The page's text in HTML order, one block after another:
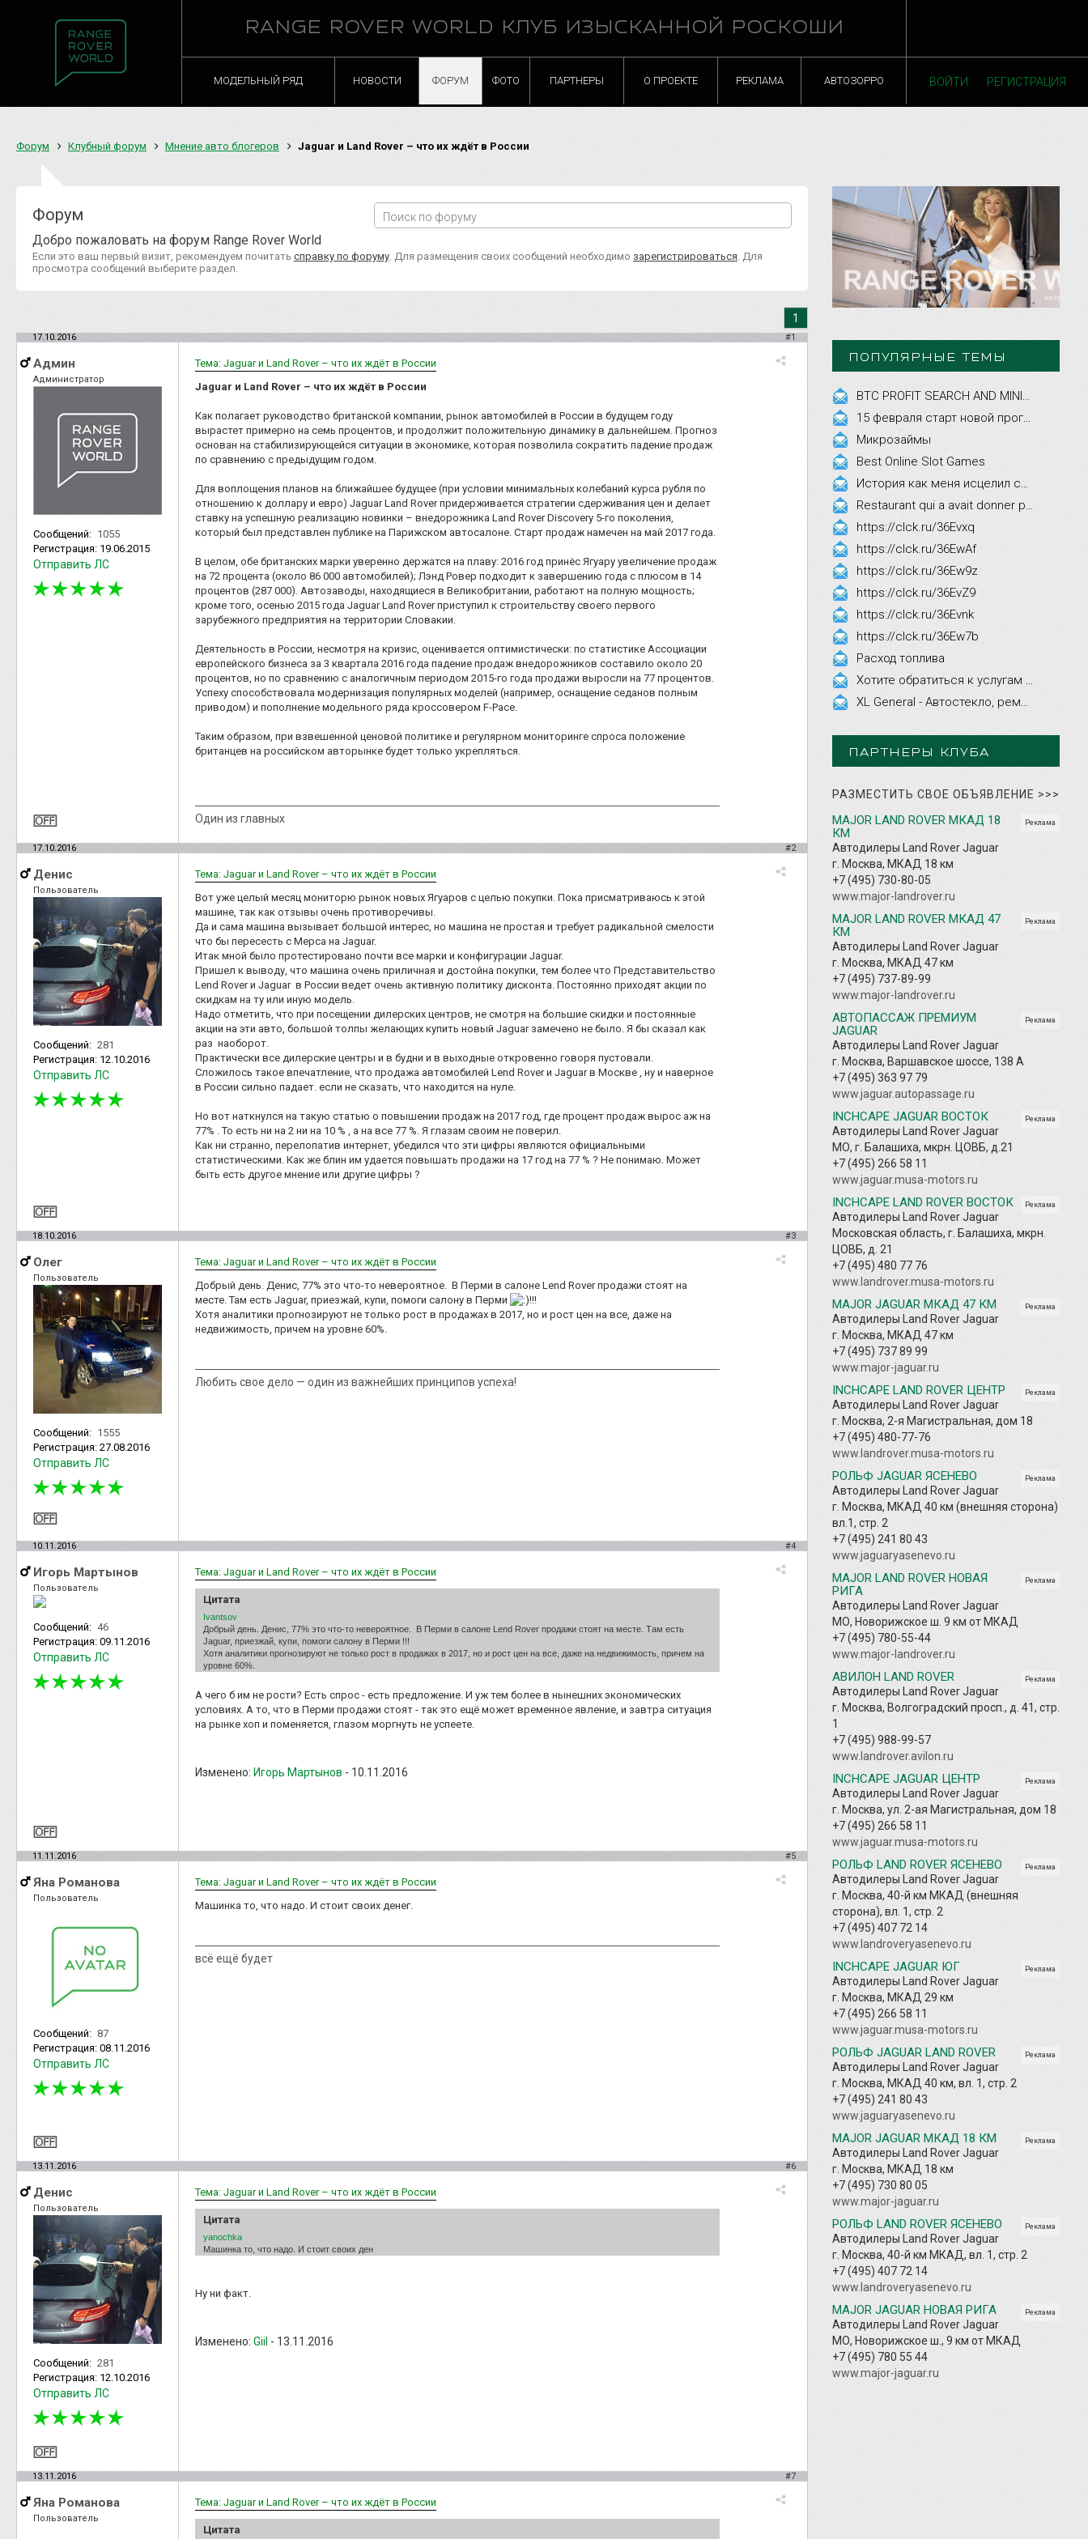
RANGE ROVER WORLD КЛУБ ИЗЫСКАННОЙ РОСКОШИ
МОДЕЛЬНЫЙ РЯД НОВОСТИ ФОРУМ ФОТО ПАРТНЕРЫ О ПРОЕКТЕ РЕКЛАМА АВТОЗОРРО ВОЙТИ РЕГИСТРАЦИЯ
Форум Клубный форум Мнение авто блогеров Jaguar и Land Rover – что их ждёт в России
Форум
Добро пожаловать на форум Range Rover World
Если это ваш первый визит, рекомендуем почитать справку по форуму . Для размещения своих сообщений необходимо зарегистрироваться . Для
просмотра сообщений выберите раздел.
1
17.10.2016 #1
Админ
Администратор
Сообщений: 1055
Регистрация: 19.06.2015
Отправить ЛС
Тема: Jaguar и Land Rover – что их ждёт в России
Jaguar и Land Rover – что их ждёт в России
Как полагает руководство британской компании, рынок автомобилей в России в будущем году
вырастет примерно на семь процентов, и продолжит положительную динамику в дальнейшем. Прогноз
основан на стабилизирующейся ситуации в экономике, которая позволила сократить падение продаж
по сравнению с предыдущим годом.
Для воплощения планов на ближайшее будущее (при условии минимальных колебаний курса рубля по
отношению к доллару и евро) Jaguar Land Rover придерживается стратегии сдерживания цен и делает
ставку на успешную реализацию новинки – внедорожника Land Rover Discovery 5-го поколения,
который был представлен публике на Парижском автосалоне. Старт продаж намечен на май 2017 года.
В целом, обе британских марки уверенно держатся на плаву: 2016 год принёс Ягуару увеличение продаж
на 72 процента (около 86 000 автомобилей); Лэнд Ровер подходит к завершению года с плюсом в 14
процентов (287 000). Автозаводы, находящиеся в Великобритании, работают на полную мощность;
кроме того, осенью 2015 года Jaguar Land Rover приступил к строительству своего первого
зарубежного предприятия на территории Словакии.
Деятельность в России, несмотря на кризис, оценивается оптимистически: по статистике Ассоциации
европейского бизнеса за 3 квартала 2016 года падение продаж внедорожников составило около 20
процентов, но по сравнению с аналогичным периодом 2015-го года продажи выросли на 77 процентов.
Успеху способствовала модернизация популярных моделей (например, оснащение седанов полным
приводом) и пополнение модельного ряда кроссовером F-Pace.
Таким образом, при взвешенной ценовой политике и регулярном мониторинге спроса положение
британцев на российском авторынке будет только укрепляться.
Один из главных
17.10.2016 #2
Денис
Пользователь
Сообщений: 281
Регистрация: 12.10.2016
Отправить ЛС
Тема: Jaguar и Land Rover – что их ждёт в России
Вот уже целый месяц мониторю рынок новых Ягуаров с целью покупки. Пока присматриваюсь к этой
машине, так как отзывы очень противоречивы.
Да и сама машина вызывает большой интерес, но машина не простая и требует радикальной смелости
что бы пересесть с Мерса на Jaguar.
Итак мной было протестировано почти все марки и конфигурации Jaguar.
Пришел к выводу, что машина очень приличная и достойна покупки, тем более что Представительство
Lend Rover и Jaguar в России ведет очень активную политику дисконта. Постоянно приходят акции по
скидкам на ту или иную модель.
Надо отметить, что при посещении дилерских центров, не смотря на большие скидки и постоянные
акции на эти авто, большой толпы желающих купить новый Jaguar замечено не было. Я бы сказал как
раз наоборот.
Практически все дилерские центры и в будни и в выходные откровенно говоря пустовали.
Сложилось такое впечатление, что продажа автомобилей Lend Rover и Jaguar в Москве , ну и наверное
в России сильно падает. если не сказать, что находится на нуле.
Но вот наткнулся на такую статью о повышении продаж на 2017 год, где процент продаж вырос аж на
77% . То есть ни на 2 ни на 10 % , а на все 77 %. Я глазам своим не поверил.
Как ни странно, перелопатив интернет, убедился что эти цифры являются официальными
статистическими. Как же блин им удается повышать продажи на 17 год на 77 % ? Не понимаю. Может
быть есть другое мнение или другие цифры ?
18.10.2016 #3
Олег
Пользователь
Сообщений: 1555
Регистрация: 27.08.2016
Отправить ЛС
Тема: Jaguar и Land Rover – что их ждёт в России
Добрый день. Денис, 77% это что-то невероятное. В Перми в салоне Lend Rover продажи стоят на
месте. Там есть Jaguar, приезжай, купи, помоги салону в Перми
!!!
Хотя аналитики прогнозируют не только рост в продажах в 2017, но и рост цен на все, даже на
недвижимость, причем на уровне 60%.
Любить свое дело — один из важнейших принципов успеха!
10.11.2016 #4
Игорь Мартынов
Пользователь
Сообщений: 46
Регистрация: 09.11.2016
Отправить ЛС
Тема: Jaguar и Land Rover – что их ждёт в России
Цитата
Ivantsov
Добрый день. Денис, 77% это что-то невероятное. В Перми в салоне Lend Rover продажи стоят на месте. Там есть
Jaguar, приезжай, купи, помоги салону в Перми !!!
Хотя аналитики прогнозируют не только рост в продажах в 2017, но и рост цен на все, даже на недвижимость, причем на
уровне 60%.
А чего б им не рости? Есть спрос - есть предложение. И уж тем более в нынешних экономических
условиях. А то, что в Перми продажи стоят - так это ещё может временное явление, и завтра ситуация
на рынке хоп и поменяется, глазом моргнуть не успеете.
Изменено: Игорь Мартынов - 10.11.2016
11.11.2016 #5
Яна Романова
Пользователь
Сообщений: 87
Регистрация: 08.11.2016
Отправить ЛС
Тема: Jaguar и Land Rover – что их ждёт в России
Машинка то, что надо. И стоит своих денег.
всё ещё будет
13.11.2016 #6
Денис
Пользователь
Сообщений: 281
Регистрация: 12.10.2016
Отправить ЛС
Тема: Jaguar и Land Rover – что их ждёт в России
Цитата
yanochka
Машинка то, что надо. И стоит своих ден
Ну ни факт.
Изменено: Giil - 13.11.2016
13.11.2016 #7
Яна Романова
Пользователь
Тема: Jaguar и Land Rover – что их ждёт в России
Цитата
ПОПУЛЯРНЫЕ ТЕМЫ
Микрозаймы
Best Online Slot Games
https://clck.ru/36Evxq
https://clck.ru/36EwAf
https://clck.ru/36Ew9z
https://clck.ru/36EvZ9
https://clck.ru/36Evnk
https://clck.ru/36Ew7b
Расход топлива
ПАРТНЕРЫ КЛУБА
РАЗМЕСТИТЬ СВОЕ ОБЪЯВЛЕНИЕ >>>
Реклама
MAJOR LAND ROVER МКАД 18
КМ
Автодилеры Land Rover Jaguar
г. Москва, МКАД 18 км
+7 (495) 730-80-05
www.major-landrover.ru
Реклама
MAJOR LAND ROVER МКАД 47
КМ
Автодилеры Land Rover Jaguar
г. Москва, МКАД 47 км
+7 (495) 737-89-99
www.major-landrover.ru
Реклама
АВТОПАССАЖ ПРЕМИУМ
JAGUAR
Автодилеры Land Rover Jaguar
г. Москва, Варшавское шоссе, 138 А
+7 (495) 363 97 79
www.jaguar.autopassage.ru
Реклама
INCHCAPE JAGUAR ВОСТОК
Автодилеры Land Rover Jaguar
МО, г. Балашиха, мкрн. ЦОВБ, д.21
+7 (495) 266 58 11
www.jaguar.musa-motors.ru
Реклама
INCHCAPE LAND ROVER ВОСТОК
Автодилеры Land Rover Jaguar
Московская область, г. Балашиха, мкрн.
ЦОВБ, д. 21
+7 (495) 480 77 76
www.landrover.musa-motors.ru
Реклама
MAJOR JAGUAR МКАД 47 КМ
Автодилеры Land Rover Jaguar
г. Москва, МКАД 47 км
+7 (495) 737 89 99
www.major-jaguar.ru
Реклама
INCHCAPE LAND ROVER ЦЕНТР
Автодилеры Land Rover Jaguar
г. Москва, 2-я Магистральная, дом 18
+7 (495) 480-77-76
www.landrover.musa-motors.ru
Реклама
РОЛЬФ JAGUAR ЯСЕНЕВО
Автодилеры Land Rover Jaguar
г. Москва, МКАД 40 км (внешняя сторона)
вл.1, стр. 2
+7 (495) 241 80 43
www.jaguaryasenevo.ru
Реклама
MAJOR LAND ROVER НОВАЯ
РИГА
Автодилеры Land Rover Jaguar
МО, Новорижское ш. 9 км от МКАД
+7 (495) 780-55-44
www.major-landrover.ru
Реклама
АВИЛОН LAND ROVER
Автодилеры Land Rover Jaguar
г. Москва, Волгоградский просп., д. 41, стр.
1
+7 (495) 988-99-57
www.landrover.avilon.ru
Реклама
INCHCAPE JAGUAR ЦЕНТР
Автодилеры Land Rover Jaguar
г. Москва, ул. 2-ая Магистральная, дом 18
+7 (495) 266 58 11
www.jaguar.musa-motors.ru
Реклама
РОЛЬФ LAND ROVER ЯСЕНЕВО
Автодилеры Land Rover Jaguar
г. Москва, 40-й км МКАД (внешняя
сторона), вл. 1, стр. 2
+7 (495) 407 72 14
www.landroveryasenevo.ru
Реклама
INCHCAPE JAGUAR ЮГ
Автодилеры Land Rover Jaguar
г. Москва, МКАД 29 км
+7 (495) 266 58 11
www.jaguar.musa-motors.ru
Реклама
РОЛЬФ JAGUAR LAND ROVER
Автодилеры Land Rover Jaguar
г. Москва, МКАД 40 км, вл. 1, стр. 2
+7 (495) 241 80 43
www.jaguaryasenevo.ru
Реклама
MAJOR JAGUAR МКАД 18 КМ
Автодилеры Land Rover Jaguar
г. Москва, МКАД 18 км
+7 (495) 730 80 05
www.major-jaguar.ru
Реклама
РОЛЬФ LAND ROVER ЯСЕНЕВО
Автодилеры Land Rover Jaguar
г. Москва, 40-й км МКАД, вл. 1, стр. 2
+7 (495) 407 72 14
www.landroveryasenevo.ru
Реклама
MAJOR JAGUAR НОВАЯ РИГА
Автодилеры Land Rover Jaguar
МО, Новорижское ш., 9 км от МКАД
+7 (495) 780 55 44
www.major-jaguar.ru